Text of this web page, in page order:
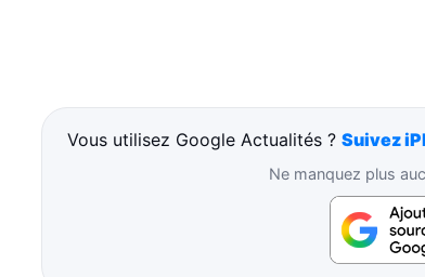
Vous utilisez Google Actualités ?Suivez
Ne manquez plus